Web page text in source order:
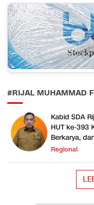
#RIJAL MUHAMMAD
Kabid SDA
HUT ke-393
Berkarya,
Gemilang”
Regional